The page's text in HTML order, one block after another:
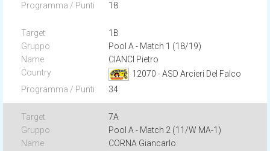
18
1B
Pool A - Match 1 (18/19)
CIANCI Pietro
12070 - ASD Arcieri Del Falco
34
7A
Pool A - Match 2 (11/W MA-1)
CORNA Giancarlo